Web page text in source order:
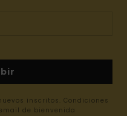
inscritos. Condiciones
de bienvenida